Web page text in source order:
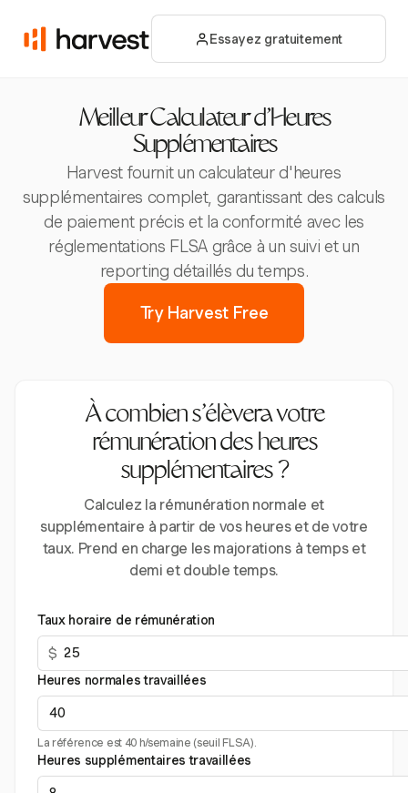
Essayez gratuitement
Meilleur Calculateur d'Heures
Supplémentaires
Harvest fournit un calculateur d'heures
supplémentaires complet, garantissant des calculs
de paiement précis et la conformité avec les
réglementations FLSA grâce à un suivi et un
reporting détaillés du temps.
Try Harvest Free
À combien s’élèvera votre
rémunération des heures
supplémentaires ?
Calculez la rémunération normale et
supplémentaire à partir de vos heures et de votre
taux. Prend en charge les majorations à temps et
demi et double temps.
Taux horaire de rémunération
$
Heures normales travaillées
La référence est 40 h/semaine (seuil FLSA).
Heures supplémentaires travaillées